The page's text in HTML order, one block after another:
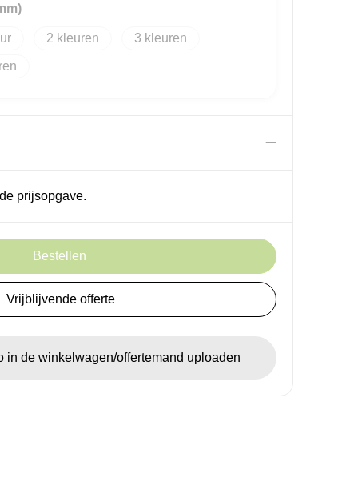
2 3
prijsopgave.
Bestellen
Vrijblijvende offerte
in de winkelwagen/offertemand uploaden